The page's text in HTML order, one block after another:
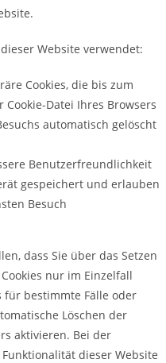
Website verwendet:
Cookies, die bis zum
Datei Ihres Browsers
automatisch gelöscht
Benutzerfreundlichkeit
gespeichert und erlauben
Besuch
dass Sie über das Setzen
nur im Einzelfall
für bestimmte Fälle oder
Löschen der
aktivieren. Bei der
dieser Website